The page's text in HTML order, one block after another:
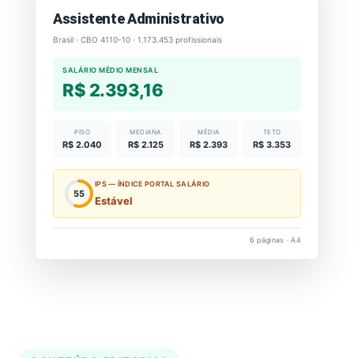
Assistente Administrativo
Brasil · CBO 4110-10 · 1.173.453 profissionais
SALÁRIO MÉDIO MENSAL
R$ 2.393,16
PISO
R$ 2.040
MEDIANA
R$ 2.125
MÉDIA
R$ 2.393
TETO
R$ 3.353
55
IPS — ÍNDICE PORTAL SALÁRIO
Estável
6 páginas · A4